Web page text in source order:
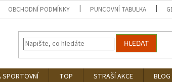
OBCHODNÍ PODMÍNKY PUNCOVNÍ TABULKA
HLEDAT
SPORTOVNÍ TOP STRAŠÍ AKCE BLOG